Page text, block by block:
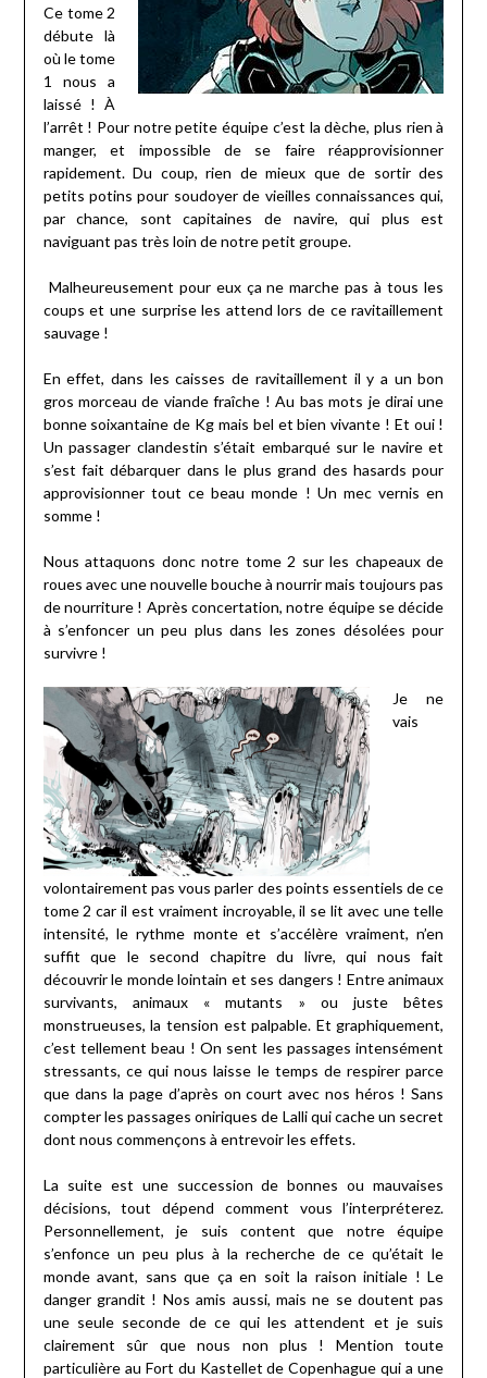
Ce tome 2
débute là
où le tome
1 nous a
laissé ! À
l’arrêt ! Pour notre petite équipe c’est la dèche, plus rien à
manger, et impossible de se faire réapprovisionner
rapidement. Du coup, rien de mieux que de sortir des
petits potins pour soudoyer de vieilles connaissances qui,
par chance, sont capitaines de navire, qui plus est
naviguant pas très loin de notre petit groupe.
Malheureusement pour eux ça ne marche pas à tous les
coups et une surprise les attend lors de ce ravitaillement
sauvage !
En effet, dans les caisses de ravitaillement il y a un bon
gros morceau de viande fraîche ! Au bas mots je dirai une
bonne soixantaine de Kg mais bel et bien vivante ! Et oui !
Un passager clandestin s’était embarqué sur le navire et
s’est fait débarquer dans le plus grand des hasards pour
approvisionner tout ce beau monde ! Un mec vernis en
somme !
Nous attaquons donc notre tome 2 sur les chapeaux de
roues avec une nouvelle bouche à nourrir mais toujours pas
de nourriture ! Après concertation, notre équipe se décide
à s’enfoncer un peu plus dans les zones désolées pour
survivre !
Je ne
vais
volontairement pas vous parler des points essentiels de ce
tome 2 car il est vraiment incroyable, il se lit avec une telle
intensité, le rythme monte et s’accélère vraiment, n’en
suffit que le second chapitre du livre, qui nous fait
découvrir le monde lointain et ses dangers ! Entre animaux
survivants, animaux « mutants » ou juste bêtes
monstrueuses, la tension est palpable. Et graphiquement,
c’est tellement beau ! On sent les passages intensément
stressants, ce qui nous laisse le temps de respirer parce
que dans la page d’après on court avec nos héros ! Sans
compter les passages oniriques de Lalli qui cache un secret
dont nous commençons à entrevoir les effets.
La suite est une succession de bonnes ou mauvaises
décisions, tout dépend comment vous l’interpréterez.
Personnellement, je suis content que notre équipe
s’enfonce un peu plus à la recherche de ce qu’était le
monde avant, sans que ça en soit la raison initiale ! Le
danger grandit ! Nos amis aussi, mais ne se doutent pas
une seule seconde de ce qui les attendent et je suis
clairement sûr que nous non plus ! Mention toute
particulière au Fort du Kastellet de Copenhague qui a une